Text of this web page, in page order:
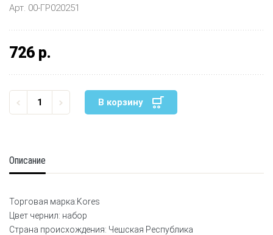
Арт. 00-ГР020251
726 р.
В корзину
Описание
Торговая марка:Kores
Цвет чернил: набор
Страна происхождения: Чешская Республика